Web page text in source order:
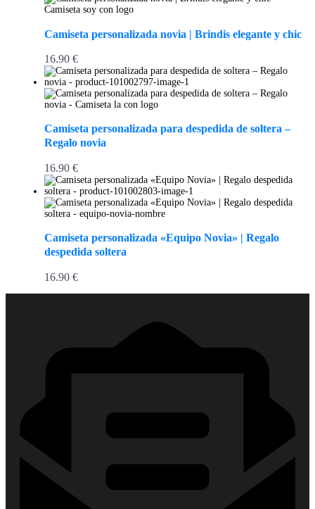
Camiseta personalizada novia | Brindis elegante y chic
16.90 €
Camiseta personalizada para despedida de soltera –
Regalo novia
16.90 €
Camiseta personalizada «Equipo Novia» | Regalo
despedida soltera
16.90 €